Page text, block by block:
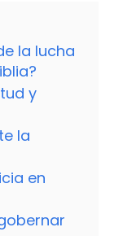
la lucha
y
la
en